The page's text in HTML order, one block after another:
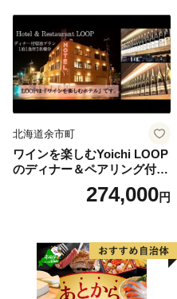
北海道余市町
ワインを楽しむYoichi LOOP
のディナー＆ペアリング付宿
泊プラン＜デラックスツイン
274,000円